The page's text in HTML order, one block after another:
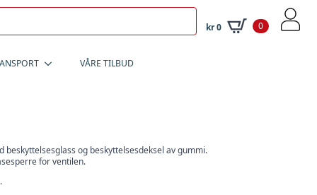
kr0 0
VÅRE TILBUD
beskyttelsesglass og beskyttelsesdeksel av gummi.
for ventilen.